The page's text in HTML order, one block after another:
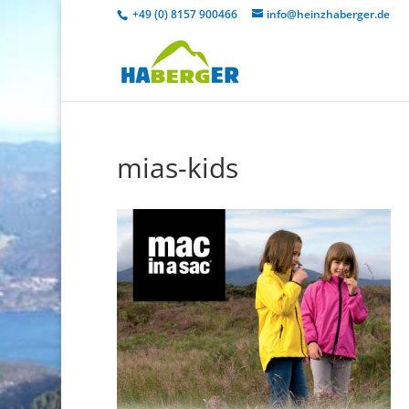
+49 (0) 8157 900466 info@heinzhaberger.de
mias-kids